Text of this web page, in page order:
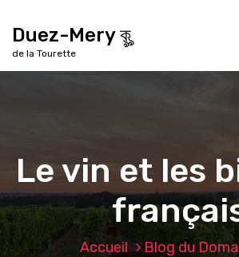
e
u
Duez-Mery কৣ
de la Tourette
Le vin et les
Accueil
Blog du